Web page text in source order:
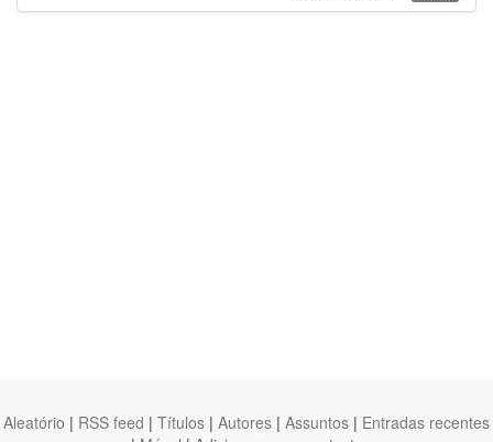
Aleatório | RSS feed | Títulos | Autores | Assuntos | Entradas recentes